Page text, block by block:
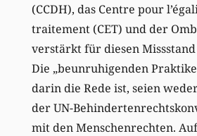
(CCDH), das Centre pour
traitement (CET) und der
verstärkt für diesen
Die „beunruhigenden
darin die Rede ist, seien
der UN-
mit den Menschenrechten.